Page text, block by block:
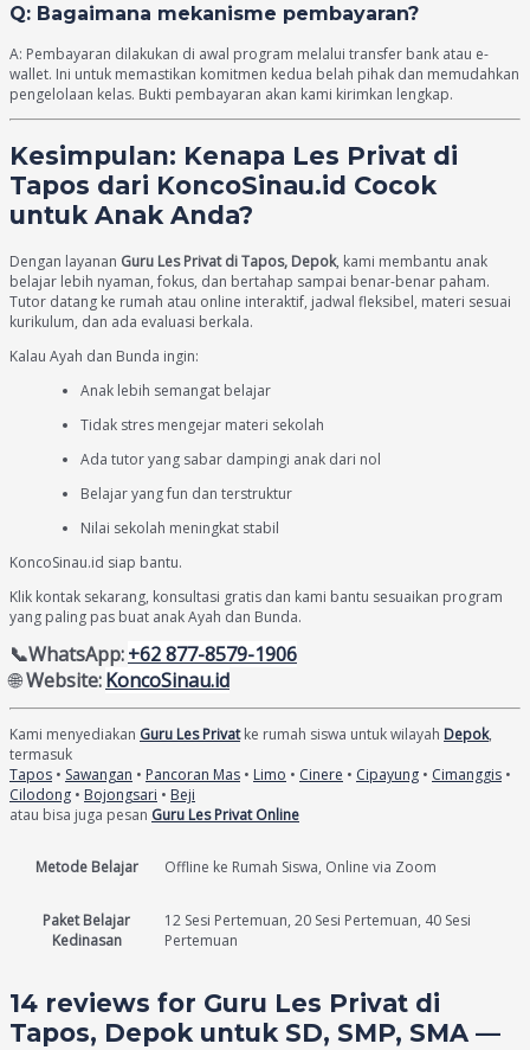
Q: Bagaimana mekanisme pembayaran?
A: Pembayaran dilakukan di awal program melalui transfer bank atau e-
wallet. Ini untuk memastikan komitmen kedua belah pihak dan memudahkan
pengelolaan kelas. Bukti pembayaran akan kami kirimkan lengkap.
Kesimpulan: Kenapa Les Privat di
Tapos dari KoncoSinau.id Cocok
untuk Anak Anda?
Dengan layanan Guru Les Privat di Tapos, Depok, kami membantu anak
belajar lebih nyaman, fokus, dan bertahap sampai benar-benar paham.
Tutor datang ke rumah atau online interaktif, jadwal fleksibel, materi sesuai
kurikulum, dan ada evaluasi berkala.
Kalau Ayah dan Bunda ingin:
Anak lebih semangat belajar
Tidak stres mengejar materi sekolah
Ada tutor yang sabar dampingi anak dari nol
Belajar yang fun dan terstruktur
Nilai sekolah meningkat stabil
KoncoSinau.id siap bantu.
Klik kontak sekarang, konsultasi gratis dan kami bantu sesuaikan program
yang paling pas buat anak Ayah dan Bunda.
📞WhatsApp:+62 877-8579-1906
🌐Website:KoncoSinau.id
Kami menyediakan Guru Les Privatke rumah siswa untuk wilayah Depok,
termasuk
Tapos • Sawangan • Pancoran Mas • Limo • Cinere • Cipayung • Cimanggis •
Cilodong • Bojongsari • Beji
atau bisa juga pesan Guru Les Privat Online
Metode Belajar Offline ke Rumah Siswa, Online via Zoom
Paket Belajar
Kedinasan
12 Sesi Pertemuan, 20 Sesi Pertemuan, 40 Sesi
Pertemuan
14 reviews for Guru Les Privat di
Tapos, Depok untuk SD, SMP, SMA —